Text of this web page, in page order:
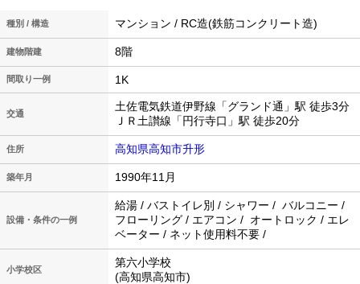
種別 / 構造 マンション / RC造(鉄筋コンクリート造)
建物階建 8階
間取り一例 1K
交通
土佐電気鉄道伊野線「グランド通」駅 徒歩3分
ＪＲ土讃線「円行寺口」駅 徒歩20分
住所 高知県高知市升形
築年月 1990年11月
設備・条件の一例
給湯 / バストイレ別 / シャワー / バルコニー /
フローリング / エアコン / オートロック / エレ
ベーター / ネット使用料不要 /
小学校区
第六小学校
(高知県高知市)